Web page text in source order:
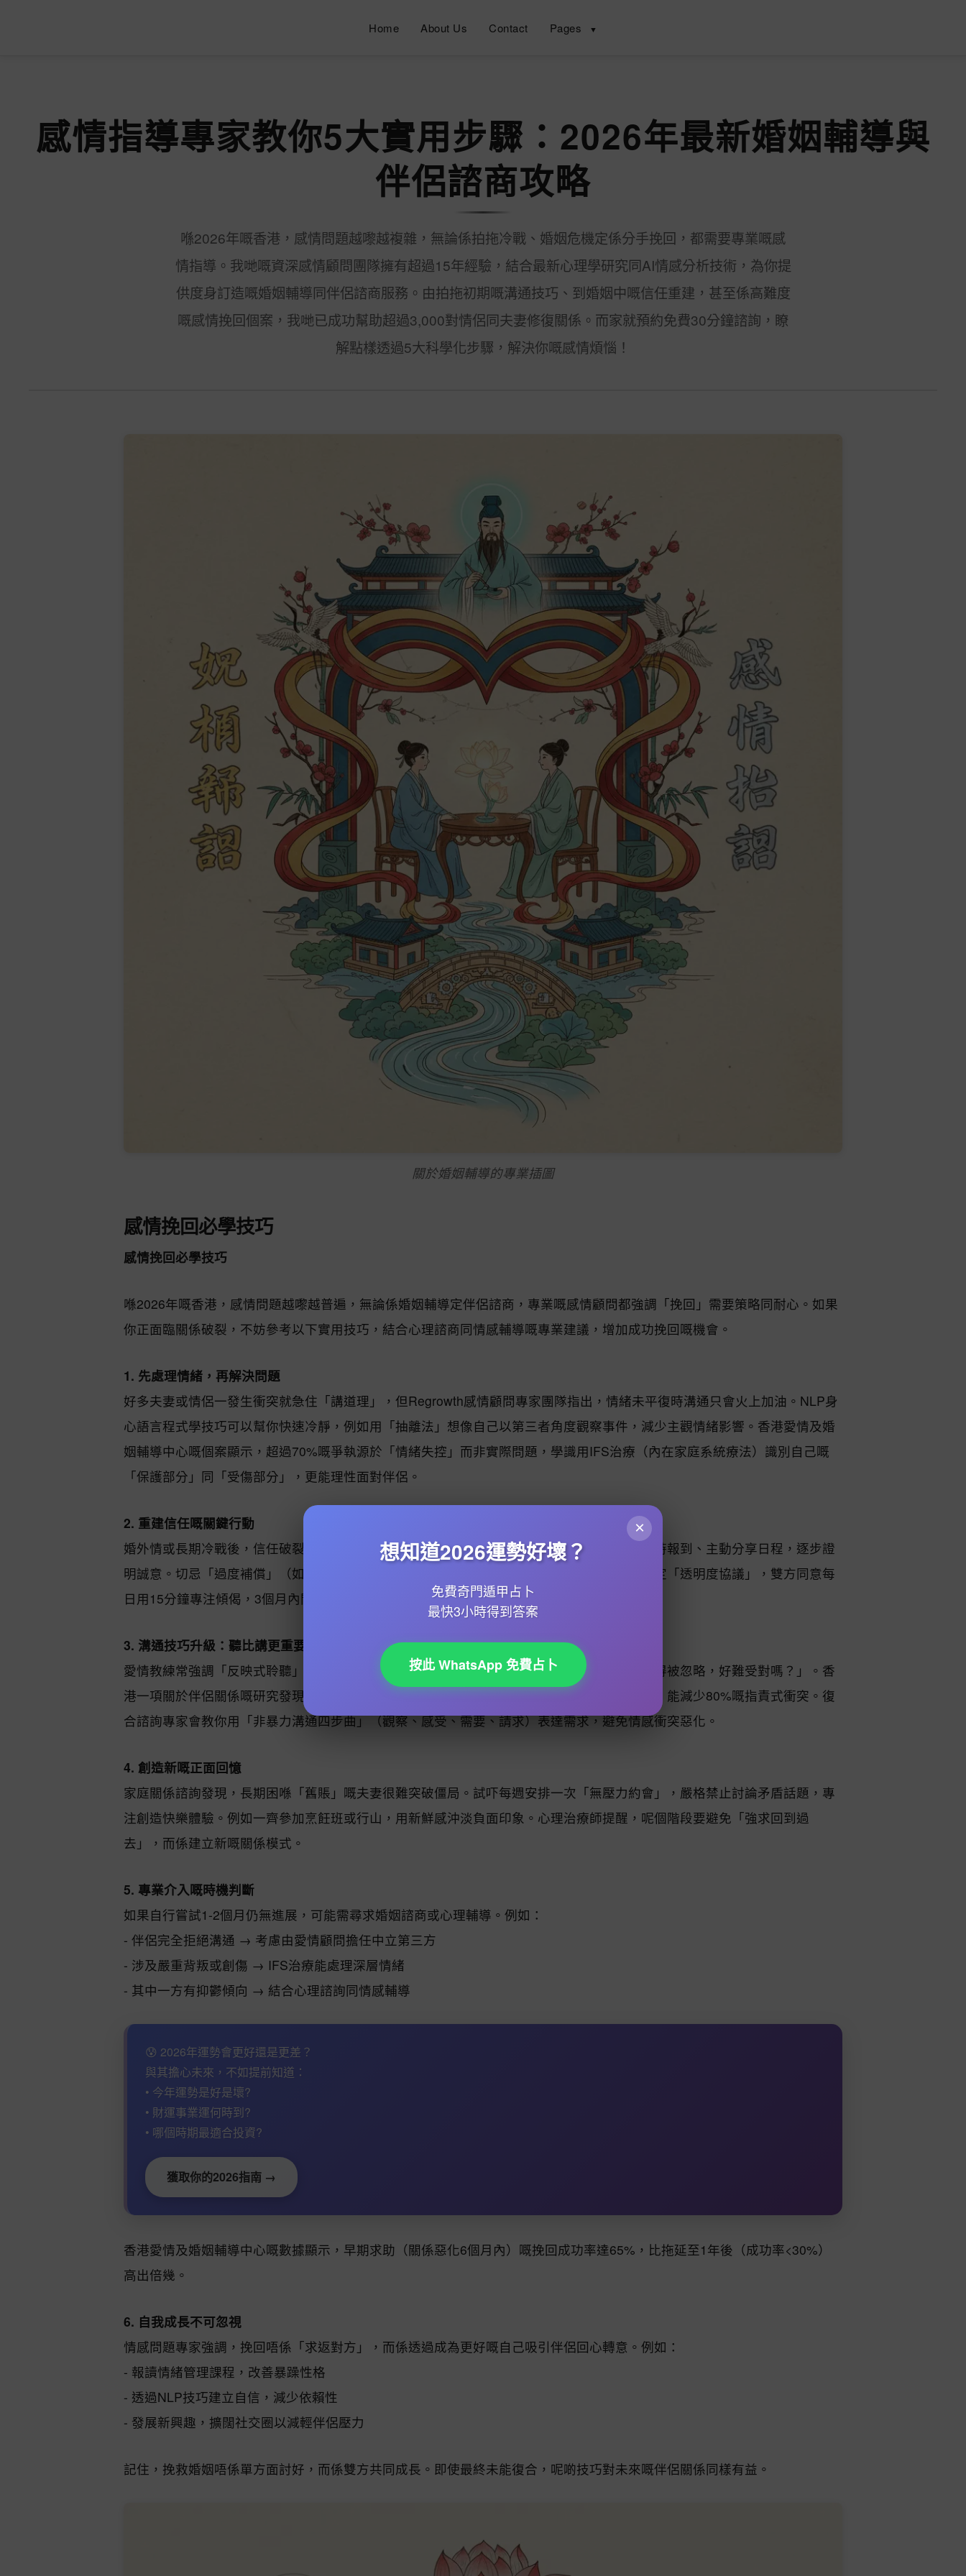
Home About Us Contact Pages ▼
感情指導專家教你5大實用步驟：2026年最新婚姻輔導與
伴侶諮商攻略
喺2026年嘅香港，感情問題越嚟越複雜，無論係拍拖冷戰、婚姻危機定係分手挽回，都需要專業嘅感
情指導。我哋嘅資深感情顧問團隊擁有超過15年經驗，結合最新心理學研究同AI情感分析技術，為你提
供度身訂造嘅婚姻輔導同伴侶諮商服務。由拍拖初期嘅溝通技巧、到婚姻中嘅信任重建，甚至係高難度
嘅感情挽回個案，我哋已成功幫助超過3,000對情侶同夫妻修復關係。而家就預約免費30分鐘諮詢，瞭
解點樣透過5大科學化步驟，解決你嘅感情煩惱！
關於婚姻輔導的專業插圖
感情挽回必學技巧
感情挽回必學技巧
喺2026年嘅香港，感情問題越嚟越普遍，無論係婚姻輔導定伴侶諮商，專業嘅感情顧問都強調「挽回」需要策略同耐心。如果
你正面臨關係破裂，不妨參考以下實用技巧，結合心理諮商同情感輔導嘅專業建議，增加成功挽回嘅機會。
1. 先處理情緒，再解決問題
好多夫妻或情侶一發生衝突就急住「講道理」，但Regrowth感情顧問專家團隊指出，情緒未平復時溝通只會火上加油。NLP身
心語言程式學技巧可以幫你快速冷靜，例如用「抽離法」想像自己以第三者角度觀察事件，減少主觀情緒影響。香港愛情及婚
姻輔導中心嘅個案顯示，超過70%嘅爭執源於「情緒失控」而非實際問題，學識用IFS治療（內在家庭系統療法）識別自己嘅
「保護部分」同「受傷部分」，更能理性面對伴侶。
2. 重建信任嘅關鍵行動
婚外情或長期冷戰後，信任破裂係最大難關。兩性關係顧問建議用「小承諾累積法」：例如準時報到、主動分享日程，逐步證
明誠意。切忌「過度補償」（如突然送貴重禮物），反而顯得心虛。曾有個案透過婚姻諮詢制定「透明度協議」，雙方同意每
日用15分鐘專注傾偈，3個月內關係明顯改善。
3. 溝通技巧升級：聽比講更重要
愛情教練常強調「反映式聆聽」：伴侶抱怨「你成日唔理我」時，與其辯解，不如回應「你覺得被忽略，好難受對嗎？」。香
港一項關於伴侶關係嘅研究發現，用「我訊息」（例如「我感到擔心」代替「你點解又遲到」）能減少80%嘅指責式衝突。復
合諮詢專家會教你用「非暴力溝通四步曲」（觀察、感受、需要、請求）表達需求，避免情感衝突惡化。
4. 創造新嘅正面回憶
家庭關係諮詢發現，長期困喺「舊賬」嘅夫妻很難突破僵局。試吓每週安排一次「無壓力約會」，嚴格禁止討論矛盾話題，專
注創造快樂體驗。例如一齊參加烹飪班或行山，用新鮮感沖淡負面印象。心理治療師提醒，呢個階段要避免「強求回到過
去」，而係建立新嘅關係模式。
5. 專業介入嘅時機判斷
如果自行嘗試1-2個月仍無進展，可能需尋求婚姻諮商或心理輔導。例如：
- 伴侶完全拒絕溝通 → 考慮由愛情顧問擔任中立第三方
- 涉及嚴重背叛或創傷 → IFS治療能處理深層情緒
- 其中一方有抑鬱傾向 → 結合心理諮詢同情感輔導
😰 2026年運勢會更好還是更差？
與其擔心未來，不如提前知道：
• 今年運勢是好是壞?
• 財運事業運何時到?
• 哪個時期最適合投資?
獲取你的2026指南 →
香港愛情及婚姻輔導中心嘅數據顯示，早期求助（關係惡化6個月內）嘅挽回成功率達65%，比拖延至1年後（成功率<30%）
高出倍幾。
6. 自我成長不可忽視
情感問題專家強調，挽回唔係「求返對方」，而係透過成為更好嘅自己吸引伴侶回心轉意。例如：
- 報讀情緒管理課程，改善暴躁性格
- 透過NLP技巧建立自信，減少依賴性
- 發展新興趣，擴闊社交圈以減輕伴侶壓力
記住，挽救婚姻唔係單方面討好，而係雙方共同成長。即使最終未能復合，呢啲技巧對未來嘅伴侶關係同樣有益。
×
想知道2026運勢好壞？
免費奇門遁甲占卜
最快3小時得到答案
按此 WhatsApp 免費占卜